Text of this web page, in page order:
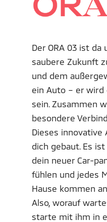
Der ORA 03 ist
saubere Zukunft
und dem
ein Auto – er wird
sein. Zusammen
besondere
Dieses
dich gebaut. Es
dein neuer Car-
fühlen und jedes
Hause kommen
Also, worauf
starte mit ihm in